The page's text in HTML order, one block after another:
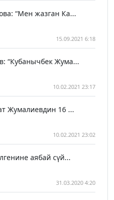
“Мен жазган Ка...
15.09.2021 6:18
“Кубанычбек Жума...
10.02.2021 23:17
Жумалиевдин 16 ...
10.02.2021 23:02
аябай сүй...
31.03.2020 4:20